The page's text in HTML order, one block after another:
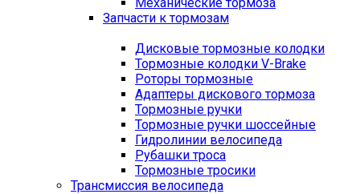
Запчасти к тормозам
Дисковые тормозные колодки
Тормозные колодки V-Brake
Роторы тормозные
Адаптеры дискового тормоза
Тормозные ручки
Тормозные ручки шоссейные
Гидролинии велосипеда
Рубашки троса
Тормозные тросики
Трансмиссия велосипеда